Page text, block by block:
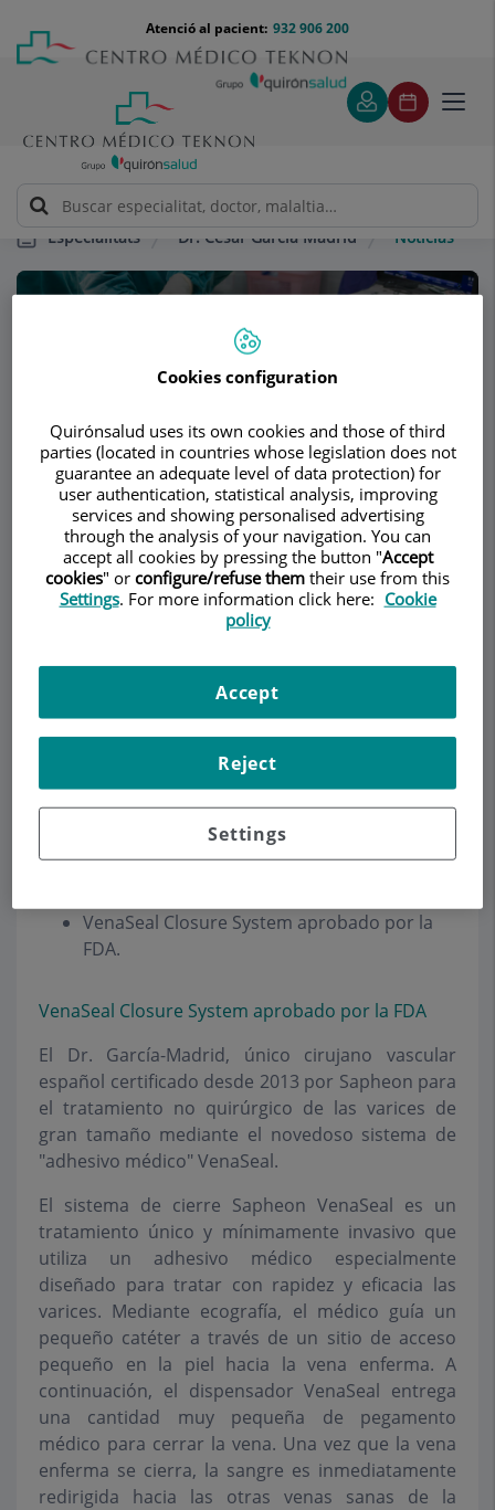
contingut
Menú
teléfono
cabecera
932 906 200
Atenció al pacient:
Especialitats Dr. César Garcia Madrid Noticias
Dr. César Garcia
ANGIOLOGIA I CIRURGIA VASCULAR
Contacte
Demanar Cita
La radiofrecuencia minimiza el riesgo para
VenaSeal Closure System aprobado por la
FDA.
VenaSeal Closure System aprobado por la FDA
El Dr. García-Madrid, único cirujano vascular
español certificado desde 2013 por Sapheon para
el tratamiento no quirúrgico de las varices de
gran tamaño mediante el novedoso sistema de
"adhesivo médico" VenaSeal.
El sistema de cierre Sapheon VenaSeal es un
tratamiento único y mínimamente invasivo que
utiliza un adhesivo médico especialmente
diseñado para tratar con rapidez y eficacia las
varices. Mediante ecografía, el médico guía un
pequeño catéter a través de un sitio de acceso
pequeño en la piel hacia la vena enferma. A
continuación, el dispensador VenaSeal entrega
una cantidad muy pequeña de pegamento
médico para cerrar la vena. Una vez que la vena
enferma se cierra, la sangre es inmediatamente
redirigida hacia las otras venas sanas de la
Cookies configuration
Quirónsalud uses its own cookies and those of third
parties (located in countries whose legislation does not
guarantee an adequate level of data protection) for
user authentication, statistical analysis, improving
services and showing personalised advertising
through the analysis of your navigation. You can
accept all cookies by pressing the button "Accept
cookies" or configure/refuse them their use from this
Settings. For more information click here: Cookie
policy
Settings
Reject
Accept